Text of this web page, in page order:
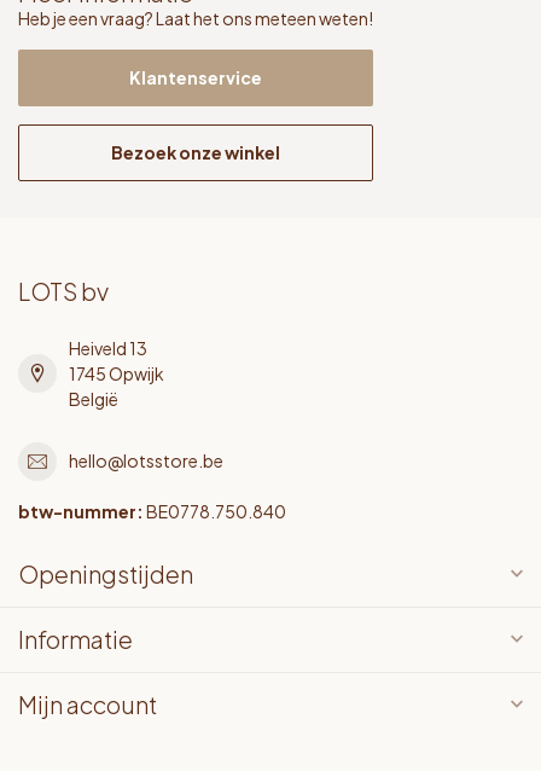
Heb je een vraag? Laat het ons meteen weten!
Klantenservice
Bezoek onze winkel
LOTS bv
Heiveld 13
1745 Opwijk
België
hello@lotsstore.be
btw-nummer: BE0778.750.840
Openingstijden
Informatie
Mijn account